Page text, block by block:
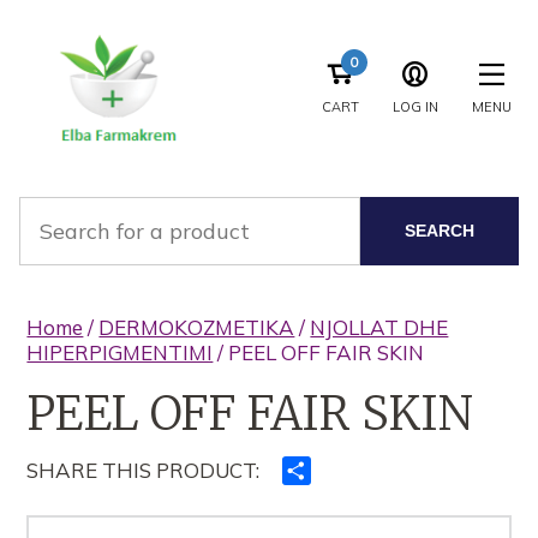
CART
0
LOG IN MENU
SEARCH
Home / DERMOKOZMETIKA / NJOLLAT DHE
HIPERPIGMENTIMI / PEEL OFF FAIR SKIN
PEEL OFF FAIR SKIN
SHARE THIS PRODUCT: